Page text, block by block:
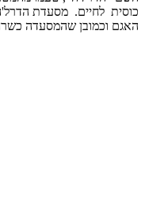
כוסית לחיים. מסעדת
האגם וכמובן שהמסעדה